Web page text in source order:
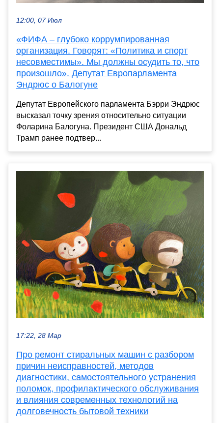
12:00, 07 Июл
«ФИФА – глубоко коррумпированная
организация. Говорят: «Политика и спорт
несовместимы». Мы должны осудить то, что
произошло». Депутат Европарламента
Эндрюс о Балогуне
Депутат Европейского парламента Бэрри Эндрюс
высказал точку зрения относительно ситуации
Фоларина Балогуна. Президент США Дональд
Трамп ранее подтвер...
17:22, 28 Мар
Про ремонт стиральных машин с разбором
причин неисправностей, методов
диагностики, самостоятельного устранения
поломок, профилактического обслуживания
и влияния современных технологий на
долговечность бытовой техники